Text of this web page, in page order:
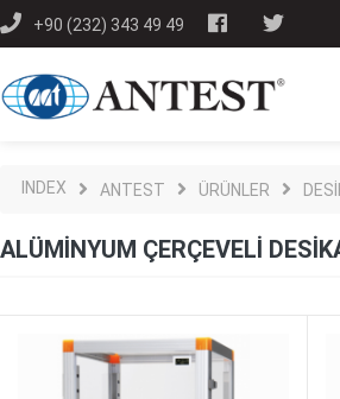
+90 (232) 343 49 49
INDEX ANTEST ÜRÜNLER
ALÜMINYUM ÇERÇEVELI